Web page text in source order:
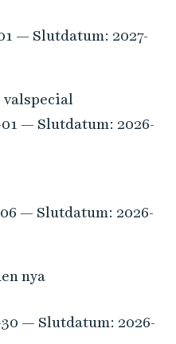
— Slutdatum: 2027-
— Slutdatum: 2026-
— Slutdatum: 2026-
nya
— Slutdatum: 2026-